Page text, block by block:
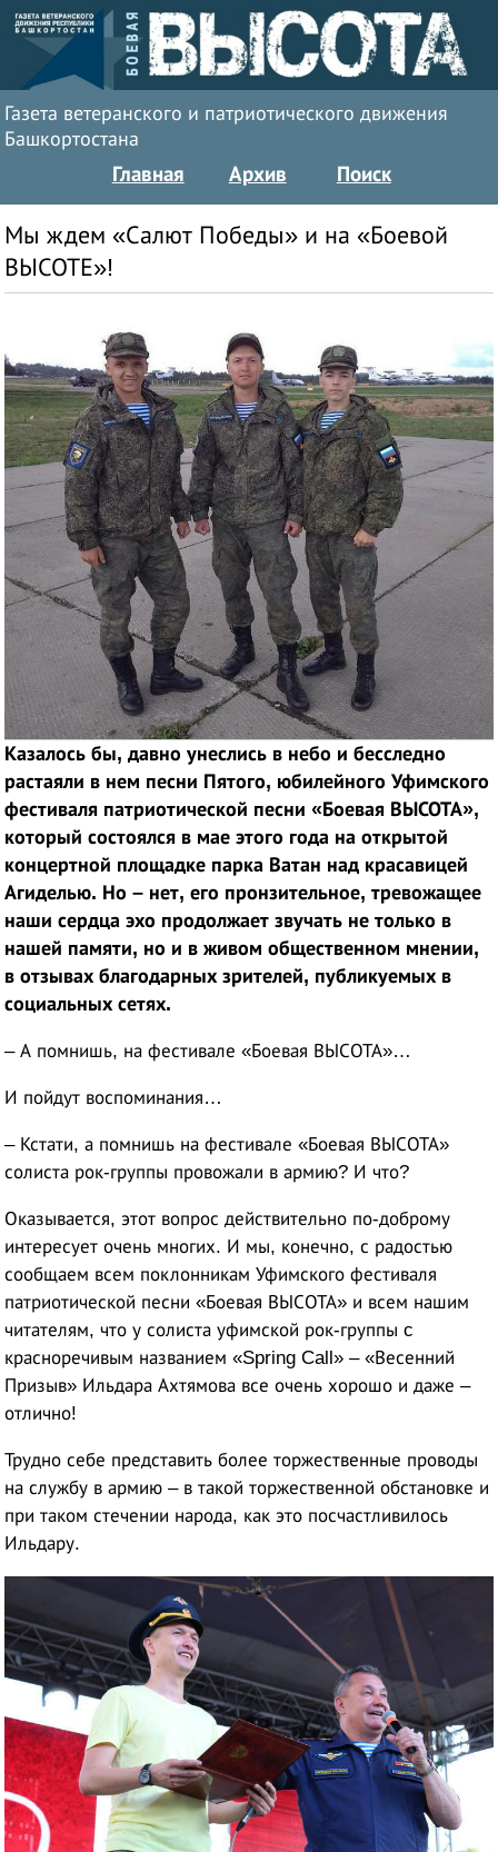
Газета ветеранского и патриотического движения
Башкортостана
Главная Архив Поиск
Мы ждем «Салют Победы» и на «Боевой
ВЫСОТЕ»!
Казалось бы, давно унеслись в небо и бесследно
растаяли в нем песни Пятого, юбилейного Уфимского
фестиваля патриотической песни «Боевая ВЫСОТА»,
который состоялся в мае этого года на открытой
концертной площадке парка Ватан над красавицей
Агиделью. Но – нет, его пронзительное, тревожащее
наши сердца эхо продолжает звучать не только в
нашей памяти, но и в живом общественном мнении,
в отзывах благодарных зрителей, публикуемых в
социальных сетях.
– А помнишь, на фестивале «Боевая ВЫСОТА»…
И пойдут воспоминания…
– Кстати, а помнишь на фестивале «Боевая ВЫСОТА»
солиста рок-группы провожали в армию? И что?
Оказывается, этот вопрос действительно по-доброму
интересует очень многих. И мы, конечно, с радостью
сообщаем всем поклонникам Уфимского фестиваля
патриотической песни «Боевая ВЫСОТА» и всем нашим
читателям, что у солиста уфимской рок-группы c
красноречивым названием «Spring Call» – «Весенний
Призыв» Ильдара Ахтямова все очень хорошо и даже –
отлично!
Трудно себе представить более торжественные проводы
на службу в армию – в такой торжественной обстановке и
при таком стечении народа, как это посчастливилось
Ильдару.